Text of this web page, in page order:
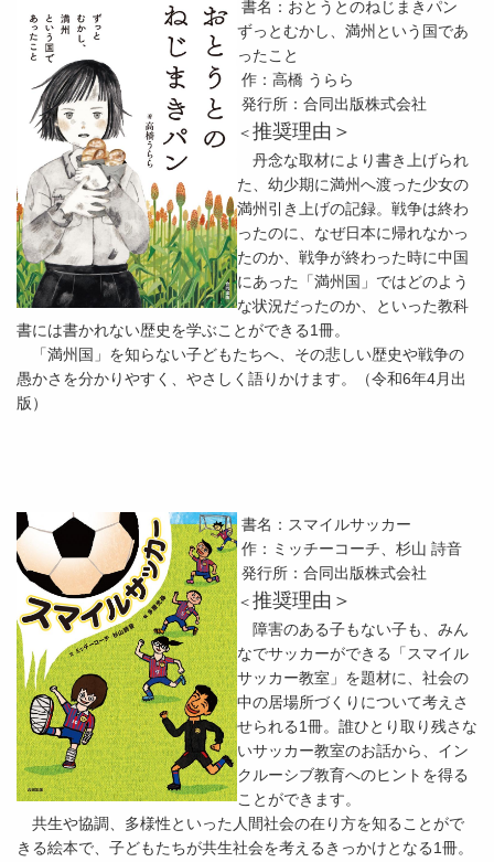
書名：おとうとのねじまきパン
ずっとむかし、満州という国であ
ったこと
作：高橋 うらら
発行所：合同出版株式会社
＜推奨理由＞
丹念な取材により書き上げられ
た、幼少期に満州へ渡った少女の
満州引き上げの記録。戦争は終わ
ったのに、なぜ日本に帰れなかっ
たのか、戦争が終わった時に中国
にあった「満州国」ではどのよう
な状況だったのか、といった教科
書には書かれない歴史を学ぶことができる1冊。
「満州国」を知らない子どもたちへ、その悲しい歴史や戦争の
愚かさを分かりやすく、やさしく語りかけます。（令和6年4月出
版）
書名：スマイルサッカー
作：ミッチーコーチ、杉山 詩音
発行所：合同出版株式会社
＜推奨理由＞
障害のある子もない子も、みん
なでサッカーができる「スマイル
サッカー教室」を題材に、社会の
中の居場所づくりについて考えさ
せられる1冊。誰ひとり取り残さな
いサッカー教室のお話から、イン
クルーシブ教育へのヒントを得る
ことができます。
共生や協調、多様性といった人間社会の在り方を知ることがで
きる絵本で、子どもたちが共生社会を考えるきっかけとなる1冊。